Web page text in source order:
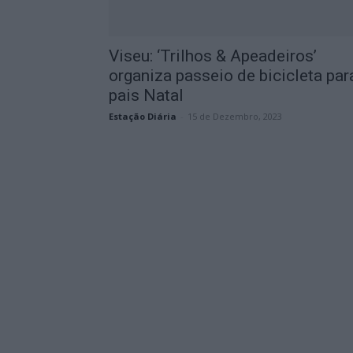
Viseu: ‘Trilhos & Apeadeiros’
organiza passeio de bicicleta
pais Natal
Estação Diária 15 de Dezembro, 2023